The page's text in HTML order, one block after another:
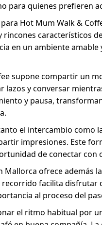
para quienes prefieren
Hot Mum Walk &
característicos
en un ambiente
supone compartir un
lazos y conversar
y pausa,
el intercambio como
impresiones. Este
de conectar con
Mallorca ofrece además
facilita disfrutar
al proceso del
el ritmo habitual por